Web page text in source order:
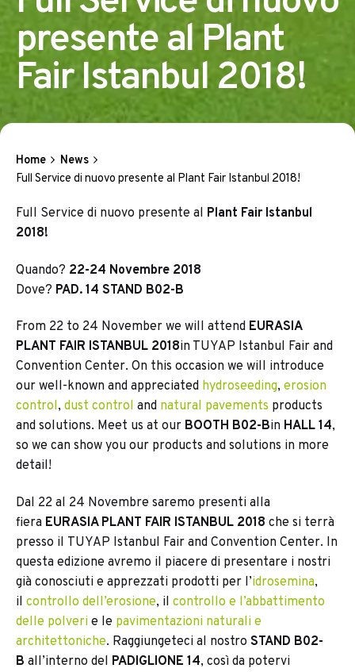
presente al Plant
Fair Istanbul 2018!
Home
News
Full Service di nuovo presente al Plant Fair Istanbul 2018!
Full Service di nuovo presente al Plant Fair Istanbul
2018!
Quando? 22-24 Novembre 2018
Dove? PAD. 14 STAND B02-B
From 22 to 24 November we will attend EURASIA
PLANT FAIR ISTANBUL 2018in TUYAP Istanbul Fair and
Convention Center. On this occasion we will introduce
our well-known and appreciated hydroseeding, erosion
control, dust control and natural pavements products
and solutions. Meet us at our BOOTH B02-Bin HALL 14,
so we can show you our products and solutions in more
detail!
Dal 22 al 24 Novembre saremo presenti alla
fiera EURASIA PLANT FAIR ISTANBUL 2018 che si terrà
presso il TUYAP Istanbul Fair and Convention Center. In
questa edizione avremo il piacere di presentare i nostri
già conosciuti e apprezzati prodotti per l’idrosemina,
il controllo dell’erosione, il controllo e l’abbattimento
delle polveri e le pavimentazioni naturali e
architettoniche. Raggiungeteci al nostro STAND B02-
B all’interno del PADIGLIONE 14, così da potervi